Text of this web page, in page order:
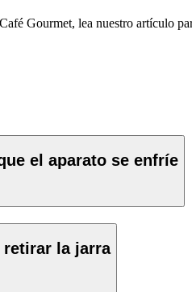
Gourmet, lea nuestro artículo
el aparato se enfríe
retirar la jarra